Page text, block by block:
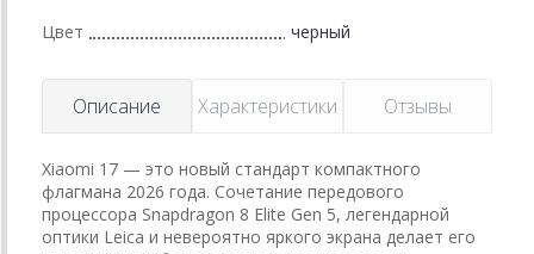
Цвет черный
Описание Характеристики Отзывы
Xiaomi 17 — это новый стандарт компактного
флагмана 2026 года. Сочетание передового
процессора Snapdragon 8 Elite Gen 5, легендарной
оптики Leica и невероятно яркого экрана делает его